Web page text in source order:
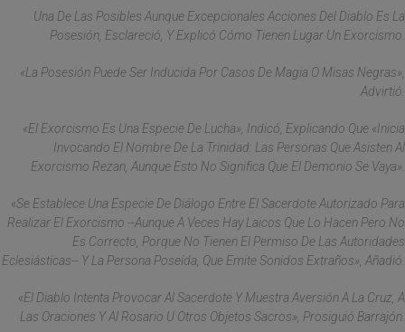
Una De Las Posibles Aunque Excepcionales Acciones Del Diablo Es La
Posesión, Esclareció, Y Explicó Cómo Tienen Lugar Un Exorcismo.
«La Posesión Puede Ser Inducida Por Casos De Magia O Misas Negras»,
Advirtió.
«El Exorcismo Es Una Especie De Lucha», Indicó, Explicando Que «inicia
Invocando El Nombre De La Trinidad: Las Personas Que Asisten Al
Exorcismo Rezan, Aunque Esto No Significa Que El Demonio Se Vaya».
«Se Establece Una Especie De Diálogo Entre El Sacerdote Autorizado Para
Realizar El Exorcismo --Aunque A Veces Hay Laicos Que Lo Hacen Pero No
Es Correcto, Porque No Tienen El Permiso De Las Autoridades
Eclesiásticas-- Y La Persona Poseída, Que Emite Sonidos Extraños», Añadió.
«El Diablo Intenta Provocar Al Sacerdote Y Muestra Aversión A La Cruz, A
Las Oraciones Y Al Rosario U Otros Objetos Sacros», Prosiguió Barrajón.